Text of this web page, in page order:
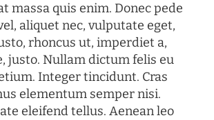
massa quis enim. Donec pede
aliquet nec, vulputate eget,
rhoncus ut, imperdiet a,
justo. Nullam dictum felis eu
Integer tincidunt. Cras
elementum semper nisi.
eleifend tellus. Aenean leo